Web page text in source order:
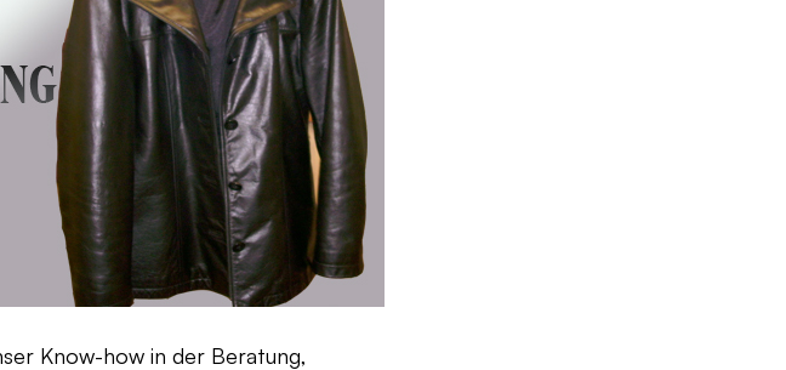
Know-how in der Beratung,